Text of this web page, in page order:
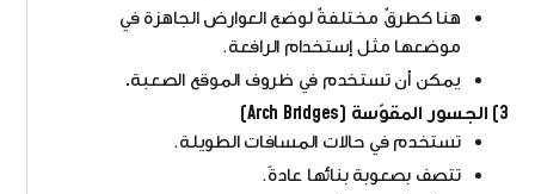
هنا كطرقٌ مختلفةٌ لوضع العوارض الجاهزة في
موضعها مثل إستخدام الرافعة.
يمكن أن تستخدم في ظروف الموقع الصعبة.
3) الجسور المقوّسة (Arch Bridges)
تستخدم في حالات المسافات الطويلة.
تتصف بصعوبة بنائها عادةً.